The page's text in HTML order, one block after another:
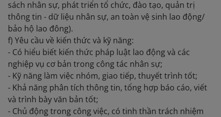
sách nhân sự, phát triển tổ chức, đào tạo, quản trị
thông tin - dữ liệu nhân sự, an toàn vệ sinh lao động/
bảo hộ lao đông).
f) Yêu cầu về kiến thức và kỹ năng:
- Có hiểu biết kiến thức pháp luật lao động và các
nghiệp vụ cơ bản trong công tác nhân sự;
- Kỹ năng làm việc nhóm, giao tiếp, thuyết trình tốt;
- Khả năng phân tích thông tin, tổng hợp báo cáo, viết
và trình bày văn bản tốt;
- Chủ động trong công việc, có tinh thần trách nhiệm